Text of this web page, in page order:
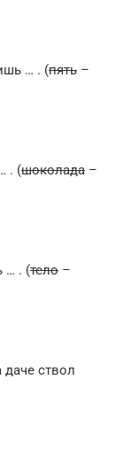
… . (пять –
. (шоколада –
… . (тело –
ствол